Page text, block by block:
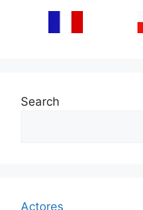
Search
Actores